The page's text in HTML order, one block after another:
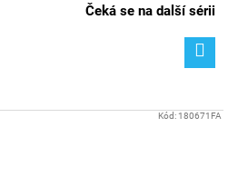
Čeká se na další sérii
Kód: 180671FA